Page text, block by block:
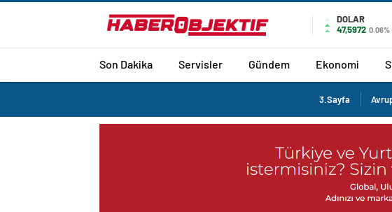
DOLAR
47,5972 0.06%
Son Dakika Servisler Gündem Ekonomi
3.Sayfa